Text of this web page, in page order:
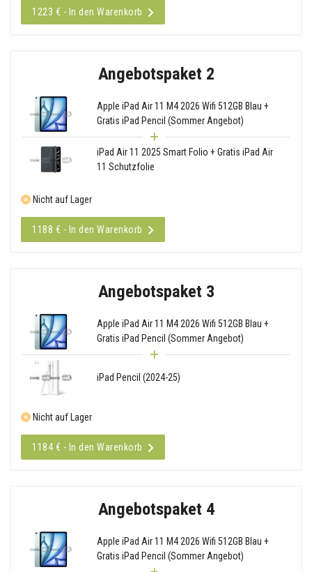
1223 € - In den Warenkorb
Angebotspaket 2
Apple iPad Air 11 M4 2026 Wifi 512GB Blau +
Gratis iPad Pencil (Sommer Angebot)
iPad Air 11 2025 Smart Folio + Gratis iPad Air
11 Schutzfolie
Nicht auf Lager
1188 € - In den Warenkorb
Angebotspaket 3
Apple iPad Air 11 M4 2026 Wifi 512GB Blau +
Gratis iPad Pencil (Sommer Angebot)
iPad Pencil (2024-25)
Nicht auf Lager
1184 € - In den Warenkorb
Angebotspaket 4
Apple iPad Air 11 M4 2026 Wifi 512GB Blau +
Gratis iPad Pencil (Sommer Angebot)